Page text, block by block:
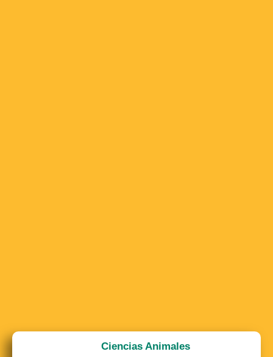
Ciencias Animales